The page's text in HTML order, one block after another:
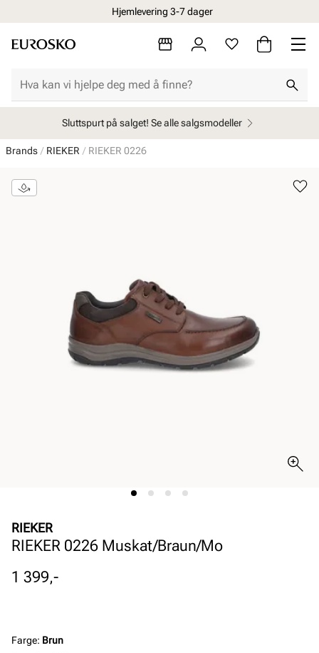
Hjemlevering 3-7 dager
Sluttspurt på salget! Se alle salgsmodeller
Brands RIEKER RIEKER 0226
RIEKER
RIEKER 0226 Muskat/Braun/Mo
Pris
1 399,-
Farge: Brun